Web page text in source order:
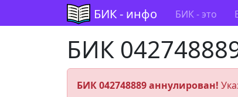
БИК - инфо БИК - это
БИК
БИК 042748889 аннулирован!